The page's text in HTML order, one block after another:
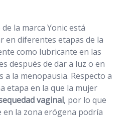
la marca Yonic está
en diferentes etapas de la
como lubricante en las
después de dar a luz o en
a la menopausia. Respecto a
etapa en la que la mujer
vaginal, por lo que
en la zona erógena podría